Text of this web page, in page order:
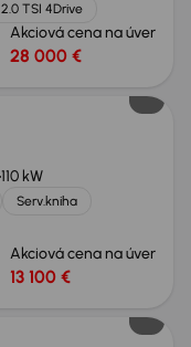
2.0 TSI 4Drive
Akciová cena na úver
28 000 €
110 kW
Serv.kniha
Akciová cena na úver
13 100 €